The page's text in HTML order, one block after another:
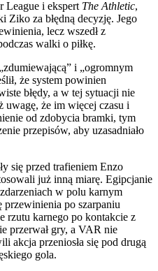
League i ekspert The Athletic,
Ziko za błędną decyzję. Jego
lecz wszedł z
walki o piłkę.
i „ogromnym
że system powinien
błędy, a w tej sytuacji nie
uwagę, że im więcej czasu i
od zdobycia bramki, tym
przepisów, aby uzasadniało
się przed trafieniem Enzo
już inną miarę. Egipcjanie
w polu karnym
po szarpaniu
rzutu karnego po kontakcie z
przerwał gry, a VAR nie
akcja przeniosła się pod drugą
gola.